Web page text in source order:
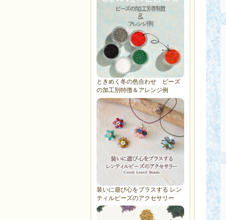
ときめく冬の色合わせ ビーズ
の加工別特徴＆アレンジ例
装いに遊び心をプラスする レン
ティルビーズのアクセサリー